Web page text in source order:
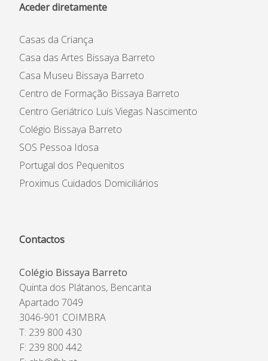
Aceder diretamente
Casas da Criança
Casa das Artes Bissaya Barreto
Casa Museu Bissaya Barreto
Centro de Formação Bissaya Barreto
Centro Geriátrico Luís Viegas Nascimento
Colégio Bissaya Barreto
SOS Pessoa Idosa
Portugal dos Pequenitos
Proximus Cuidados Domiciliários
Contactos
Colégio Bissaya Barreto
Quinta dos Plátanos, Bencanta
Apartado 7049
3046-901 COIMBRA
T: 239 800 430
F: 239 800 442